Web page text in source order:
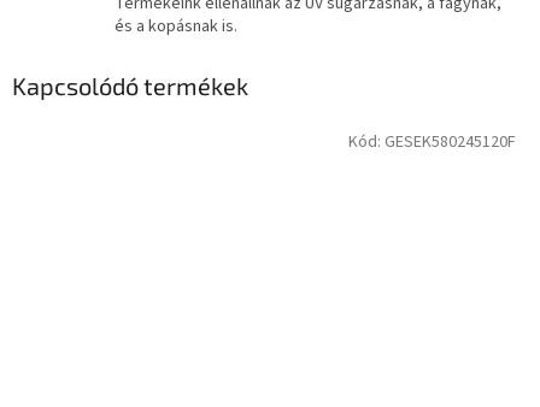
és a kopásnak is.
Kapcsolódó termékek
Kód: GESEK580245120F